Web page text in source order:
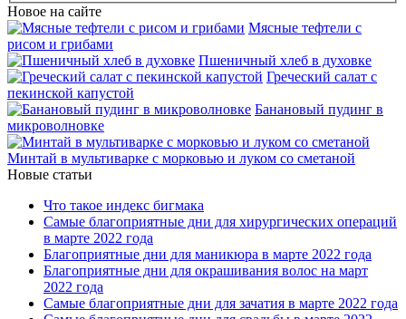
Новое на сайте
Мясные тефтели с
рисом и грибами
Пшеничный хлеб в духовке
Греческий салат с
пекинской капустой
Банановый пудинг в
микроволновке
Минтай в мультиварке с морковью и луком со сметаной
Новые статьи
Что такое индекс бигмака
Самые благоприятные дни для хирургических операций
в марте 2022 года
Благоприятные дни для маникюра в марте 2022 года
Благоприятные дни для окрашивания волос на март
2022 года
Самые благоприятные дни для зачатия в марте 2022 года